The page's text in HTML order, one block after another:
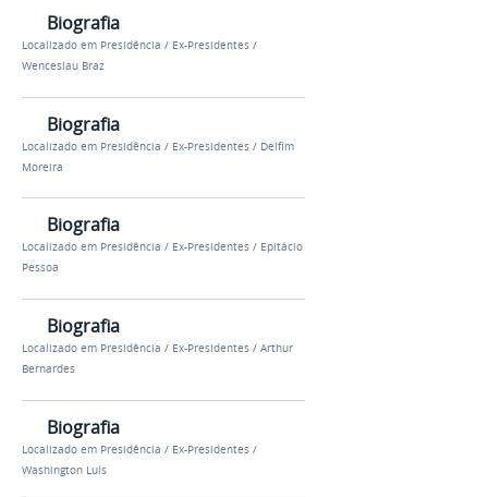
Biografia
Localizado em Presidência / Ex-Presidentes /
Wenceslau Braz
Biografia
Localizado em Presidência / Ex-Presidentes / Delfim
Moreira
Biografia
Localizado em Presidência / Ex-Presidentes / Epitácio
Pessoa
Biografia
Localizado em Presidência / Ex-Presidentes / Arthur
Bernardes
Biografia
Localizado em Presidência / Ex-Presidentes /
Washington Luís